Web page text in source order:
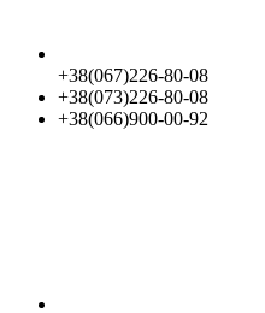
+38(067)226-80-08
+38(073)226-80-08
+38(066)900-00-92